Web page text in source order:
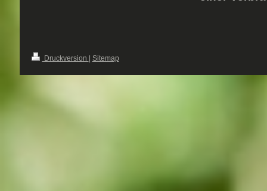
Druckversion Sitemap